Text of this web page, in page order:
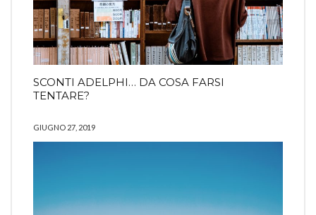
SCONTI ADELPHI… DA COSA FARSI
TENTARE?
GIUGNO 27, 2019